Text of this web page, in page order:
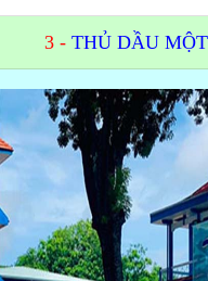
3 - THỦ DẦU MỘT